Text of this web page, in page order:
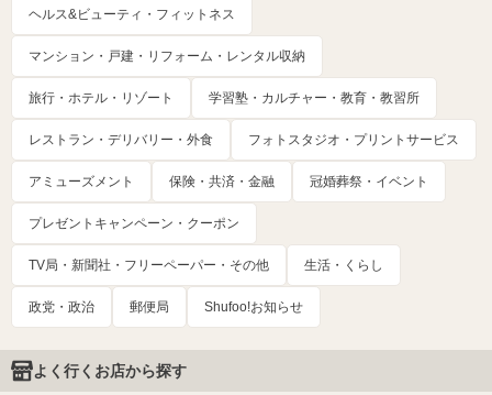
ヘルス&ビューティ・フィットネス
マンション・戸建・リフォーム・レンタル収納
旅行・ホテル・リゾート 学習塾・カルチャー・教育・教習所
レストラン・デリバリー・外食 フォトスタジオ・プリントサービス
アミューズメント 保険・共済・金融 冠婚葬祭・イベント
プレゼントキャンペーン・クーポン
TV局・新聞社・フリーペーパー・その他 生活・くらし
政党・政治 郵便局 Shufoo!お知らせ
よく行くお店から探す